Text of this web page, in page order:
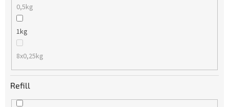
0,5kg
1kg
8x0,25kg
Refill